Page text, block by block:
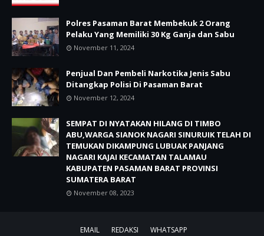
Polres Pasaman Barat Membekuk 2 Orang
Pelaku Yang Memiliki 30 Kg Ganja dan Sabu
November 11, 2024
Penjual Dan Pembeli Narkotika Jenis Sabu
Ditangkap Polisi Di Pasaman Barat
November 12, 2024
SEMPAT DI NYATAKAN HILANG DI TIMBO
ABU,WARGA SIANOK NAGARI SINURUIK TELAH DI
TEMUKAN DIKAMPUNG LUBUAK PANJANG
NAGARI KAJAI KECAMATAN TALAMAU
KABUPATEN PASAMAN BARAT PROVINSI
SUMATERA BARAT
November 08, 2023
EMAIL REDAKSI WHATSAPP